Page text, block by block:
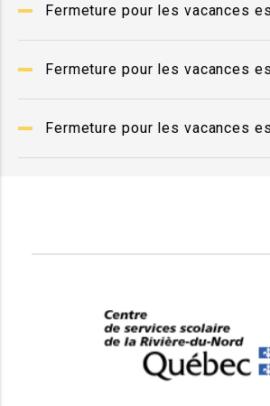
Fermeture pour les vacances
Fermeture pour les vacances
Fermeture pour les vacances